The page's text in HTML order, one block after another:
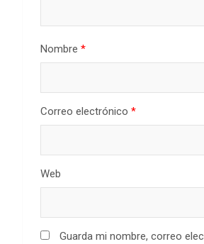
Nombre *
Correo electrónico *
Web
Guarda mi nombre, correo